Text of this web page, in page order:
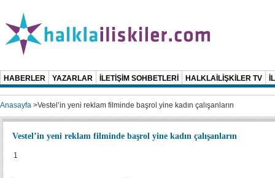
HABERLER YAZARLAR İLETİŞİM SOHBETLERİ HALKLAİLİŞKİLER TV
Anasayfa >Vestel’in yeni reklam filminde başrol yine kadın çalışanların
Vestel’in yeni reklam filminde başrol yine kadın çalışanların
1